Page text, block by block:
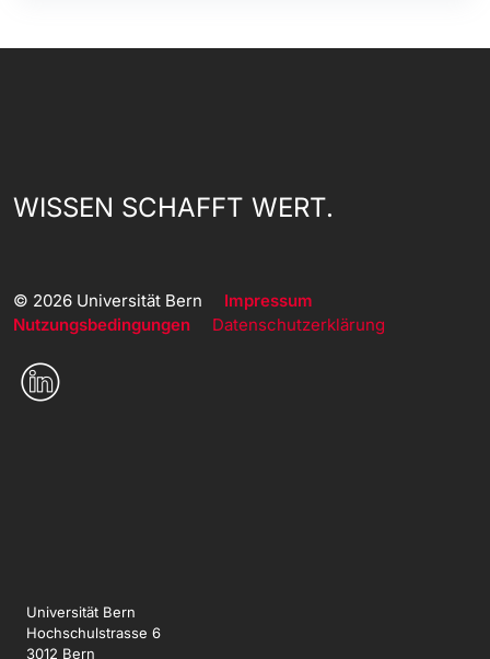
WISSEN SCHAFFT WERT.
© 2026 Universität Bern Impressum
Nutzungsbedingungen
Datenschutzerklärung
Universität Bern
Hochschulstrasse 6
3012 Bern